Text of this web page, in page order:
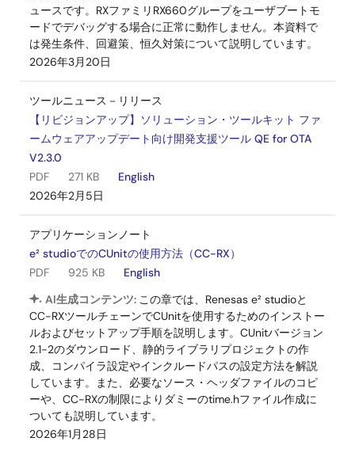
ュースです。RXファミリRX660グループをユーザブートモ
ードでデバッグする場合に正常に動作しません。本資料で
は発生条件、回避策、恒久対策について説明しています。
2026年3月20日
ツールニュース－リリース
【リビジョンアップ】ソリューション・ツールキット ファ
ームウェアアップデート向け開発支援ツール QE for OTA
V2.3.0
PDF
271 KB
English
2026年2月5日
アプリケーションノート
e² studioでのCUnitの使用方法（CC-RX）
PDF
925 KB
English
AI生成コンテンツ: この章では、Renesas e² studioと
CC-RXツールチェーンでCUnitを使用するためのインストー
ルおよびセットアップ手順を説明します。CUnitバージョン
2.1-2のダウンロード、静的ライブラリプロジェクトの作
成、コンパイラ設定やインクルードパスの設定方法を解説
しています。また、必要なソース・ヘッダファイルのコピ
ーや、CC-RXの制限によりダミーのtime.hファイル作成に
ついても説明しています。
2026年1月28日